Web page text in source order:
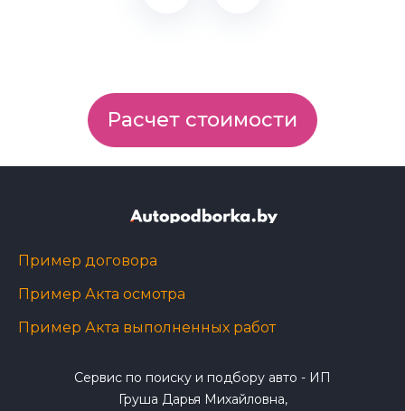
Расчет стоимости
Пример договора
Пример Акта осмотра
Пример Акта выполненных работ
Сервис по поиску и подбору авто - ИП
Груша Дарья Михайловна,